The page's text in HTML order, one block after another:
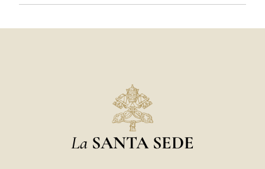
La SANTA SEDE